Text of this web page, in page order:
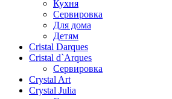
Кухня
Сервировка
Для дома
Детям
Cristal Darques
Cristal d`Arques
Сервировка
Crystal Art
Crystal Julia